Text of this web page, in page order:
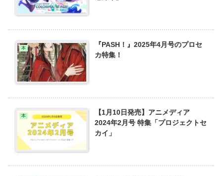
本
『PASH！』2025年4月号のプロセ
カ特集！
本
【1月10日発売】アニメディア
2024年2月号 特集「プロジェクトセ
カイ」